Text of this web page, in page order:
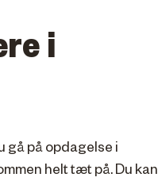
i
gå på opdagelse i
helt tæt på. Du kan